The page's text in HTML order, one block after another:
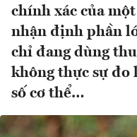
chính xác của
nhận định phần
chỉ đang dùng
không thực sự đo
số cơ thể…